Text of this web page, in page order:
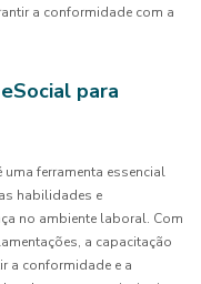
a conformidade com a
para
ferramenta essencial
habilidades e
no ambiente laboral. Com
a capacitação
a conformidade e a